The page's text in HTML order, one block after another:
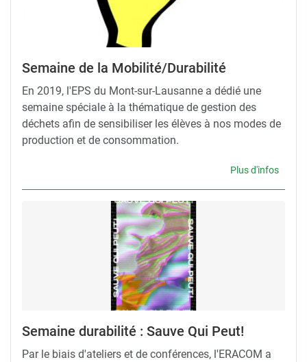
Semaine de la Mobilité/Durabilité
En 2019, l'EPS du Mont-sur-Lausanne a dédié une
semaine spéciale à la thématique de gestion des
déchets afin de sensibiliser les élèves à nos modes de
production et de consommation.
Plus d'infos
Semaine durabilité : Sauve Qui Peut!
Par le biais d'ateliers et de conférences, l'ERACOM a